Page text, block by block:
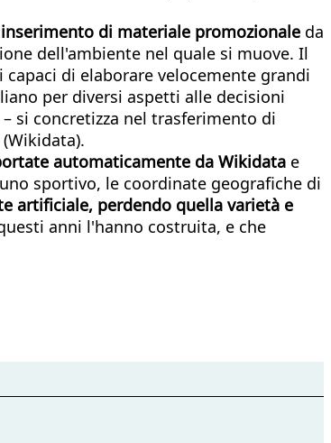
di materiale promozionale da
dell'ambiente nel quale si muove. Il
di elaborare velocemente grandi
per diversi aspetti alle decisioni
si concretizza nel trasferimento di
automaticamente da Wikidata e
sportivo, le coordinate geografiche di
artificiale, perdendo quella varietà e
anni l'hanno costruita, e che